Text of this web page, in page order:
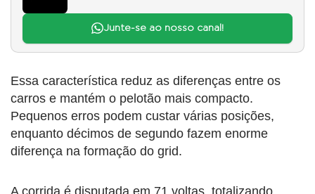
Junte-se ao nosso canal!
Essa característica reduz as diferenças entre os
carros e mantém o pelotão mais compacto.
Pequenos erros podem custar várias posições,
enquanto décimos de segundo fazem enorme
diferença na formação do grid.
A corrida é disputada em 71 voltas, totalizando